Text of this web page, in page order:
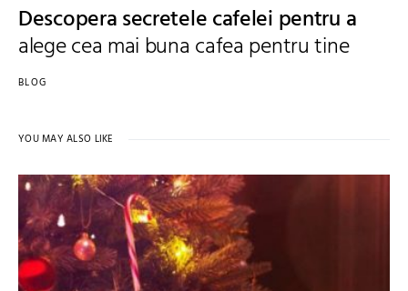
Descopera secretele cafelei pentru a
alege cea mai buna cafea pentru tine
BLOG
YOU MAY ALSO LIKE